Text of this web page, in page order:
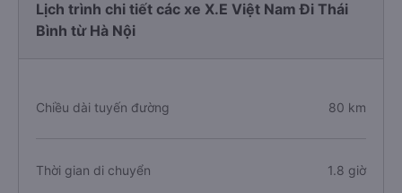
Lịch trình chi tiết các xe X.E Việt Nam Đi Thái
Bình từ Hà Nội
Chiều dài tuyến đường 80 km
Thời gian di chuyển 1.8 giờ